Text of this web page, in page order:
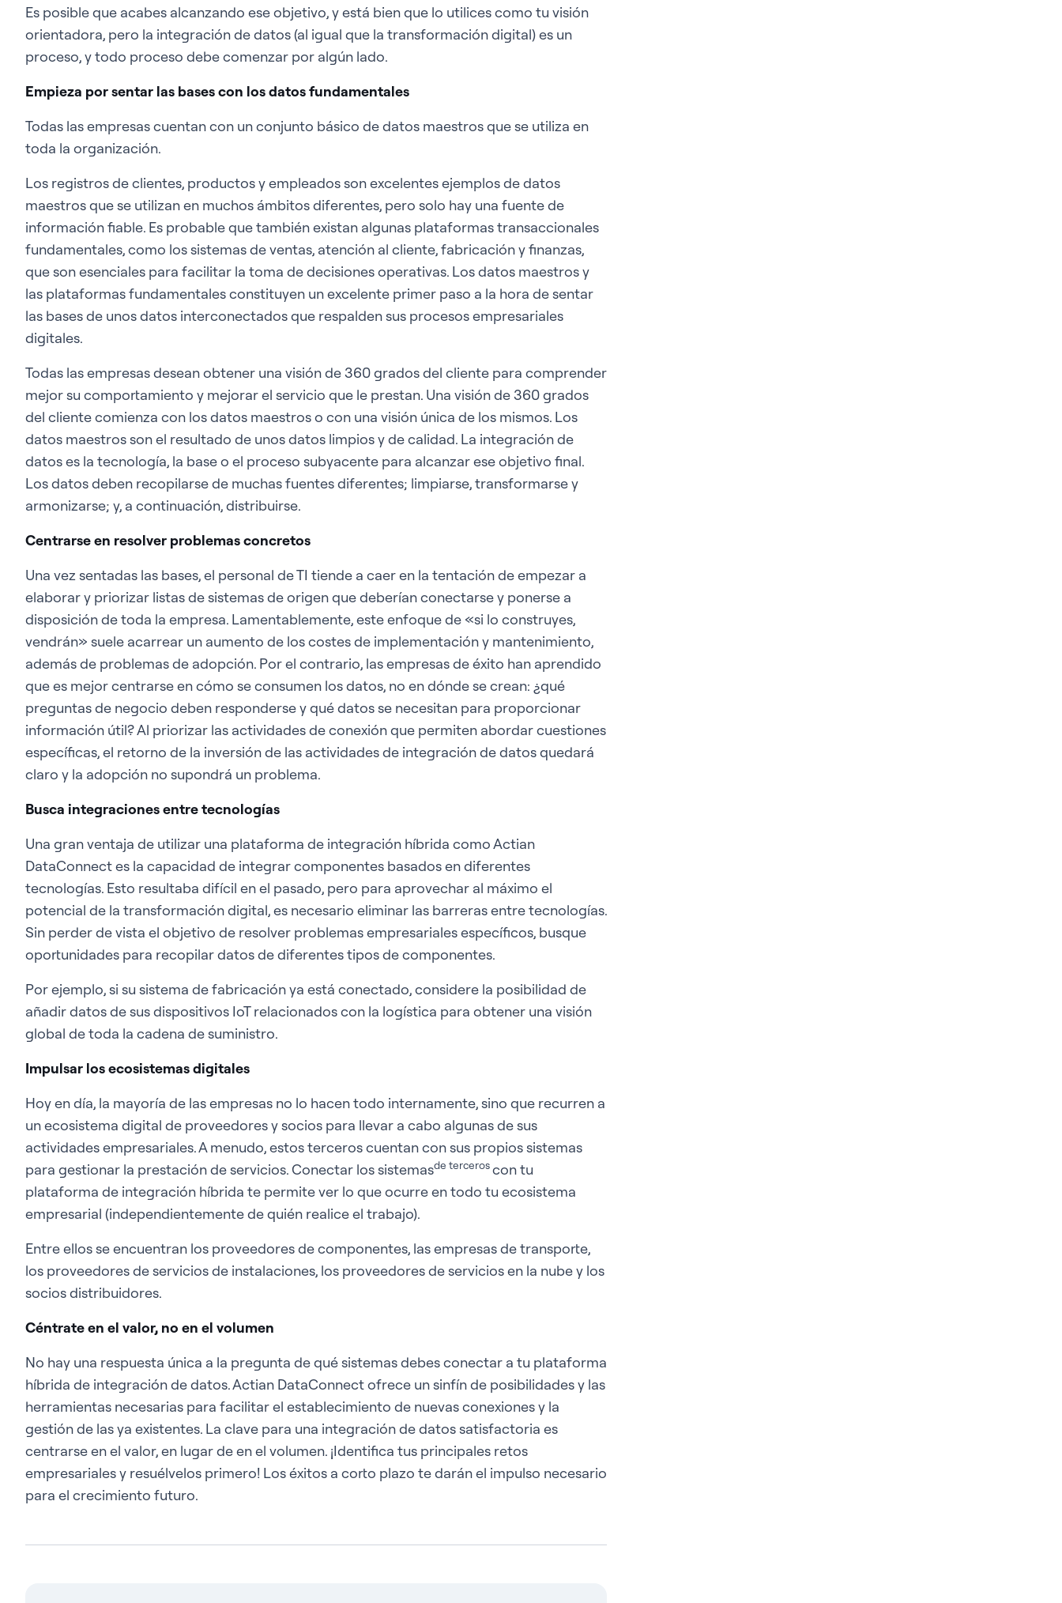
Es posible que acabes alcanzando ese objetivo, y está bien que lo utilices como tu visión
orientadora, pero la integración de datos (al igual que la transformación digital) es un
proceso, y todo proceso debe comenzar por algún lado.
Empieza por sentar las bases con los datos fundamentales
Todas las empresas cuentan con un conjunto básico de datos maestros que se utiliza en
toda la organización.
Los registros de clientes, productos y empleados son excelentes ejemplos de datos
maestros que se utilizan en muchos ámbitos diferentes, pero solo hay una fuente de
información fiable. Es probable que también existan algunas plataformas transaccionales
fundamentales, como los sistemas de ventas, atención al cliente, fabricación y finanzas,
que son esenciales para facilitar la toma de decisiones operativas. Los datos maestros y
las plataformas fundamentales constituyen un excelente primer paso a la hora de sentar
las bases de unos datos interconectados que respalden sus procesos empresariales
digitales.
Todas las empresas desean obtener una visión de 360 grados del cliente para comprender
mejor su comportamiento y mejorar el servicio que le prestan. Una visión de 360 grados
del cliente comienza con los datos maestros o con una visión única de los mismos. Los
datos maestros son el resultado de unos datos limpios y de calidad. La integración de
datos es la tecnología, la base o el proceso subyacente para alcanzar ese objetivo final.
Los datos deben recopilarse de muchas fuentes diferentes; limpiarse, transformarse y
armonizarse; y, a continuación, distribuirse.
Centrarse en resolver problemas concretos
Una vez sentadas las bases, el personal de TI tiende a caer en la tentación de empezar a
elaborar y priorizar listas de sistemas de origen que deberían conectarse y ponerse a
disposición de toda la empresa. Lamentablemente, este enfoque de «si lo construyes,
vendrán» suele acarrear un aumento de los costes de implementación y mantenimiento,
además de problemas de adopción. Por el contrario, las empresas de éxito han aprendido
que es mejor centrarse en cómo se consumen los datos, no en dónde se crean: ¿qué
preguntas de negocio deben responderse y qué datos se necesitan para proporcionar
información útil? Al priorizar las actividades de conexión que permiten abordar cuestiones
específicas, el retorno de la inversión de las actividades de integración de datos quedará
claro y la adopción no supondrá un problema.
Busca integraciones entre tecnologías
Una gran ventaja de utilizar una plataforma de integración híbrida como Actian
DataConnect es la capacidad de integrar componentes basados en diferentes
tecnologías. Esto resultaba difícil en el pasado, pero para aprovechar al máximo el
potencial de la transformación digital, es necesario eliminar las barreras entre tecnologías.
Sin perder de vista el objetivo de resolver problemas empresariales específicos, busque
oportunidades para recopilar datos de diferentes tipos de componentes.
Por ejemplo, si su sistema de fabricación ya está conectado, considere la posibilidad de
añadir datos de sus dispositivos IoT relacionados con la logística para obtener una visión
global de toda la cadena de suministro.
Impulsar los ecosistemas digitales
Hoy en día, la mayoría de las empresas no lo hacen todo internamente, sino que recurren a
un ecosistema digital de proveedores y socios para llevar a cabo algunas de sus
actividades empresariales. A menudo, estos terceros cuentan con sus propios sistemas
para gestionar la prestación de servicios. Conectar los sistemasde terceroscon tu
plataforma de integración híbrida te permite ver lo que ocurre en todo tu ecosistema
empresarial (independientemente de quién realice el trabajo).
Entre ellos se encuentran los proveedores de componentes, las empresas de transporte,
los proveedores de servicios de instalaciones, los proveedores de servicios en la nube y los
socios distribuidores.
Céntrate en el valor, no en el volumen
No hay una respuesta única a la pregunta de qué sistemas debes conectar a tu plataforma
híbrida de integración de datos. Actian DataConnect ofrece un sinfín de posibilidades y las
herramientas necesarias para facilitar el establecimiento de nuevas conexiones y la
gestión de las ya existentes. La clave para una integración de datos satisfactoria es
centrarse en el valor, en lugar de en el volumen. ¡Identifica tus principales retos
empresariales y resuélvelos primero! Los éxitos a corto plazo te darán el impulso necesario
para el crecimiento futuro.